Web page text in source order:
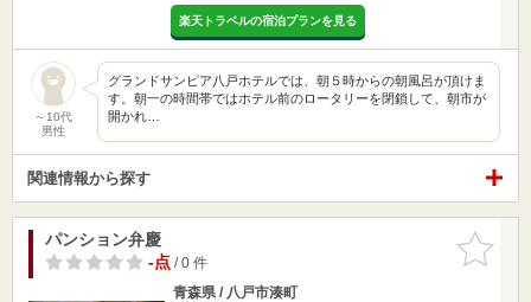
楽天トラベルの宿泊プランを見る
～10代
男性
グランドサンピア八戸ホテルでは、朝５時からの朝風呂が頂けま
す。朝一の時間帯ではホテル前のロータリーを閉鎖して、朝市が
開かれ…
関連情報から探す
お気に入
りに追加
パンション弁慶
-点/ 0 件
青森県 / 八戸市湊町